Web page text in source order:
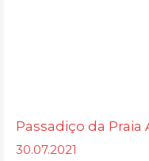
Passadiço da Praia
30.07.2021